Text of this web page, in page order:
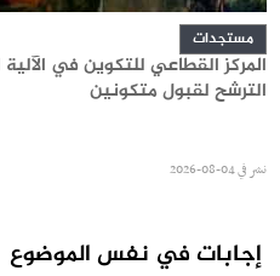
مستجدات
المركز القطاعي للتكوين في
الترشح لقبول متكونين
نشر في04-08-2026
إجابات في نفس الموضوع